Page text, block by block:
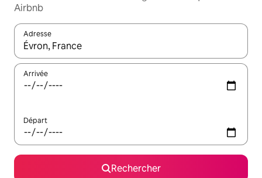
Airbnb
Adresse
Lorsque les résultats s'affichent, utilisez les flèches vers le
Arrivée
Départ
Rechercher